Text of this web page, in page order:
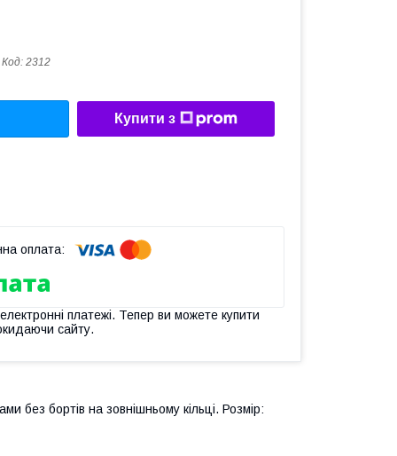
Код: 2312
Купити з
платежі. Тепер ви можете купити
сайту.
без бортів на зовнішньому кільці. Розмір: